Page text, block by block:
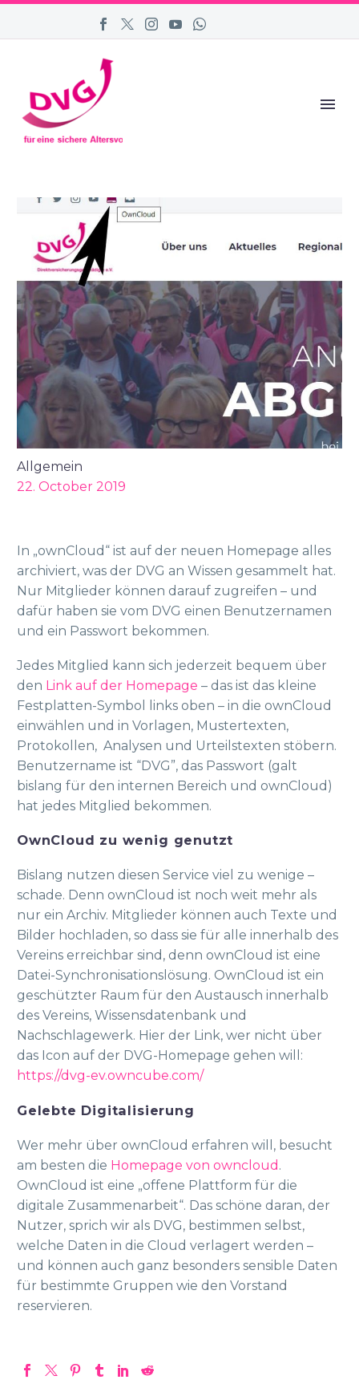
Allgemein
22. October 2019
In „ownCloud“ ist auf der neuen Homepage alles
archiviert, was der DVG an Wissen gesammelt hat.
Nur Mitglieder können darauf zugreifen – und
dafür haben sie vom DVG einen Benutzernamen
und ein Passwort bekommen.
Jedes Mitglied kann sich jederzeit bequem über
den Link auf der Homepage – das ist das kleine
Festplatten-Symbol links oben – in die ownCloud
einwählen und in Vorlagen, Mustertexten,
Protokollen, Analysen und Urteilstexten stöbern.
Benutzername ist “DVG”, das Passwort (galt
bislang für den internen Bereich und ownCloud)
hat jedes Mitglied bekommen.
OwnCloud zu wenig genutzt
Bislang nutzen diesen Service viel zu wenige –
schade. Denn ownCloud ist noch weit mehr als
nur ein Archiv. Mitglieder können auch Texte und
Bilder hochladen, so dass sie für alle innerhalb des
Vereins erreichbar sind, denn ownCloud ist eine
Datei-Synchronisationslösung. OwnCloud ist ein
geschützter Raum für den Austausch innerhalb
des Vereins, Wissensdatenbank und
Nachschlagewerk. Hier der Link, wer nicht über
das Icon auf der DVG-Homepage gehen will:
https://dvg-ev.owncube.com/
Gelebte Digitalisierung
Wer mehr über ownCloud erfahren will, besucht
am besten die Homepage von owncloud .
OwnCloud ist eine „offene Plattform für die
digitale Zusammenarbeit“. Das schöne daran, der
Nutzer, sprich wir als DVG, bestimmen selbst,
welche Daten in die Cloud verlagert werden –
und können auch ganz besonders sensible Daten
für bestimmte Gruppen wie den Vorstand
reservieren.